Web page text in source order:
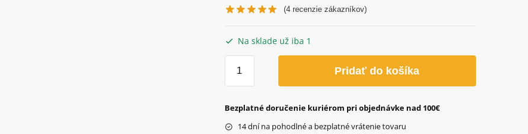
(4 recenzie zákazníkov)
Na sklade už iba 1
Olej
bicykle,
100ml
Pridať do košíka
Bezplatné doručenie kuriérom pri objednávke nad 100€
14 dní na pohodlné a bezplatné vrátenie tovaru